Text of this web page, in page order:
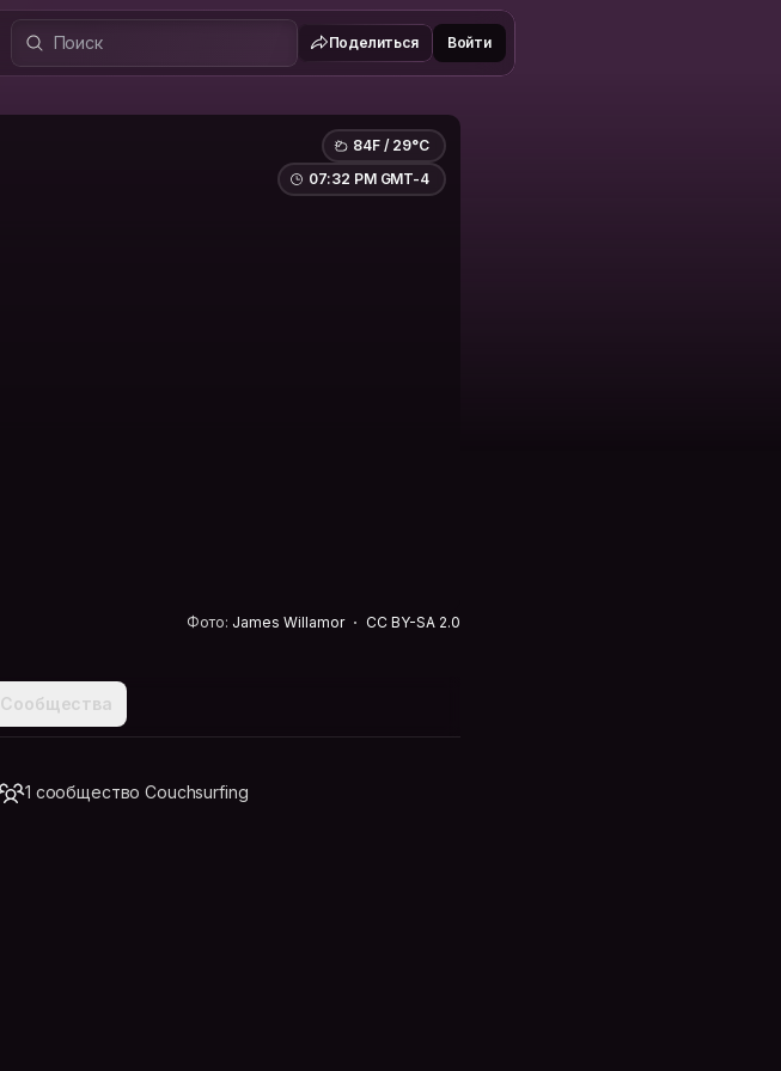
Поделиться Войти
84F / 29°C
07:32 PM GMT-4
Фото: James Willamor CC BY-SA 2.0
Сообщества
1 сообщество Couchsurfing